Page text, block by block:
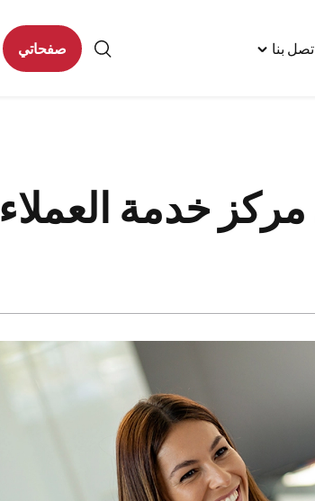
بنا Toggle
صفحاتي
خدمة العملاء